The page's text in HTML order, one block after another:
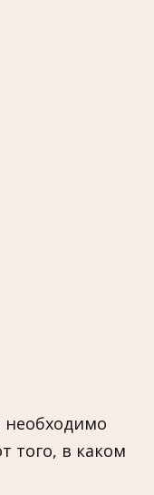
того, в каком